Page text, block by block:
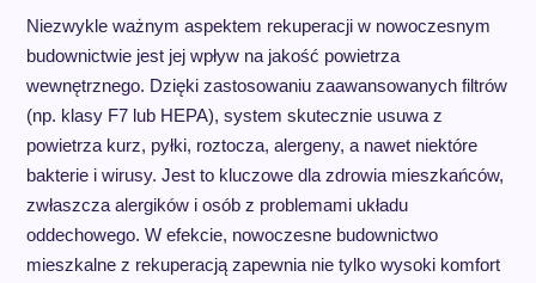
Niezwykle ważnym aspektem rekuperacji w nowoczesnym
budownictwie jest jej wpływ na jakość powietrza
wewnętrznego. Dzięki zastosowaniu zaawansowanych filtrów
(np. klasy F7 lub HEPA), system skutecznie usuwa z
powietrza kurz, pyłki, roztocza, alergeny, a nawet niektóre
bakterie i wirusy. Jest to kluczowe dla zdrowia mieszkańców,
zwłaszcza alergików i osób z problemami układu
oddechowego. W efekcie, nowoczesne budownictwo
mieszkalne z rekuperacją zapewnia nie tylko wysoki komfort